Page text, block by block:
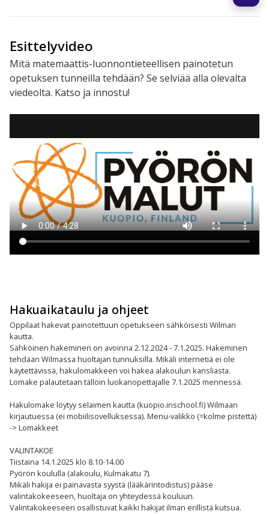
Esittelyvideo
​Mitä matemaattis-luonnontieteellisen painotetun
opetuksen tunneilla tehdään? Se selviää alla olevalta
viedeolta. Katso ja innostu!
Hakuaikataulu ja ohjeet
Oppilaat hakevat painotettuun opetukseen sähköisesti Wilman
kautta.
Sähköinen hakeminen on avoinna 2.12.2024 - 7.1.2025. Hakeminen
tehdään Wilmassa huoltajan tunnuksilla. Mikäli internetiä ei ole
käytettävissä, hakulomakkeen voi hakea alakoulun kansliasta.
Lomake palautetaan tällöin luokanopettajalle 7.1.2025 mennessä.
Hakulomake löytyy selaimen kautta (kuopio.inschool.fi) Wilmaan
kirjautuessa (ei mobiilisovelluksessa). Menu-valikko (=kolme pistettä)
-> Lomakkeet
VALINTAKOE
Tiistaina 14.1.2025 klo 8.10-14.00
Pyörön koululla (alakoulu, Kulmakatu 7).
Mikäli hakija ei painavasta syystä (lääkärintodistus) pääse
valintakokeeseen, huoltaja on yhteydessä kouluun.
Valintakokeeseen osallistuvat kaikki hakijat ilman erillistä kutsua.